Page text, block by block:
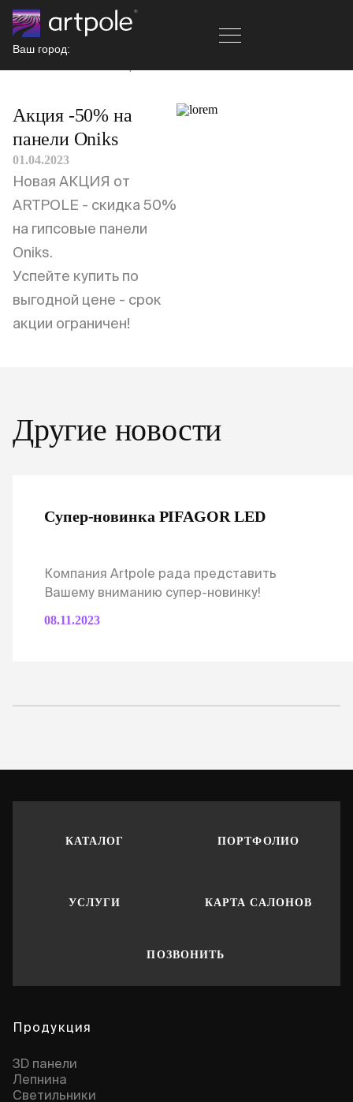
Ваш город:
Акция -50% на
панели Oniks
01.04.2023
Новая АКЦИЯ от
ARTPOLE - скидка 50%
на гипсовые панели
Oniks.
Успейте купить по
выгодной цене - срок
акции ограничен!
Другие новости
Супер-новинка PIFAGOR LED
Компания Artpole рада представить
Вашему вниманию супер-новинку!
08.11.2023
КАТАЛОГ ПОРТФОЛИО
УСЛУГИ КАРТА САЛОНОВ
ПОЗВОНИТЬ
Продукция
3D панели
Лепнина
Cветильники